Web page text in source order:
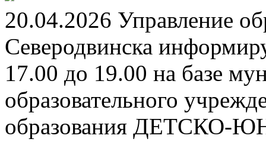
20.04.2026 Управление
Северодвинска
17.00 до 19.00 на базе
образовательного
образования